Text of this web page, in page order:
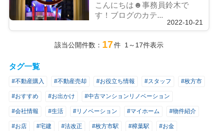
こんにちは☻事務員鈴木で
す！ブログのカテ...
2022-10-21
該当公開件数： 17件 1～17件表示
タグ一覧
#不動産購入 #不動産売却 #お役立ち情報 #スタッフ #枚方市
#おすすめ #お出かけ #中古マンションリノベーション
#会社情報 #生活 #リノベーション #マイホーム #物件紹介
#お店 #宅建 #法改正 #枚方市駅 #樟葉駅 #お金